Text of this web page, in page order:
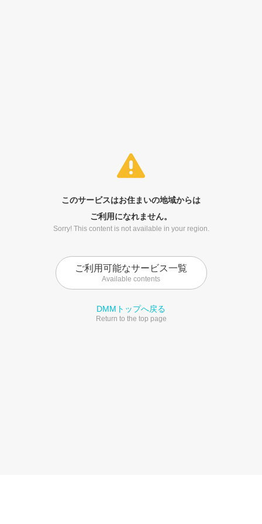
このサービスはお住まいの地域からは
ご利用になれません。
Sorry! This content is not available in your region.
ご利用可能なサービス一覧
Available contents
DMMトップへ戻る
Return to the top page